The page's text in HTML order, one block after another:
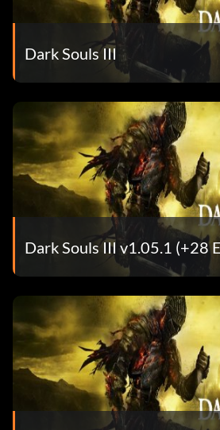
Dark Souls III
Dark Souls III v1.05.1 (+28